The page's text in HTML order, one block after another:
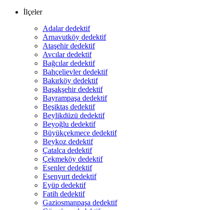
İlçeler
Adalar dedektif
Arnavutköy dedektif
Ataşehir dedektif
Avcılar dedektif
Bağcılar dedektif
Bahçelievler dedektif
Bakırköy dedektif
Başakşehir dedektif
Bayrampaşa dedektif
Beşiktaş dedektif
Beylikdüzü dedektif
Beyoğlu dedektif
Büyükçekmece dedektif
Beykoz dedektif
Çatalca dedektif
Çekmeköy dedektif
Esenler dedektif
Esenyurt dedektif
Eyüp dedektif
Fatih dedektif
Gaziosmanpaşa dedektif